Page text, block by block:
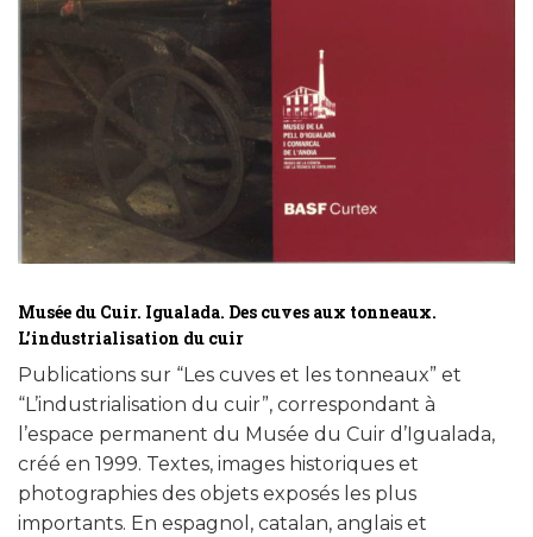
Musée du Cuir. Igualada. Des cuves aux tonneaux.
L’industrialisation du cuir
Publications sur “Les cuves et les tonneaux” et
“L’industrialisation du cuir”, correspondant à
l’espace permanent du Musée du Cuir d’Igualada,
créé en 1999. Textes, images historiques et
photographies des objets exposés les plus
importants. En espagnol, catalan, anglais et